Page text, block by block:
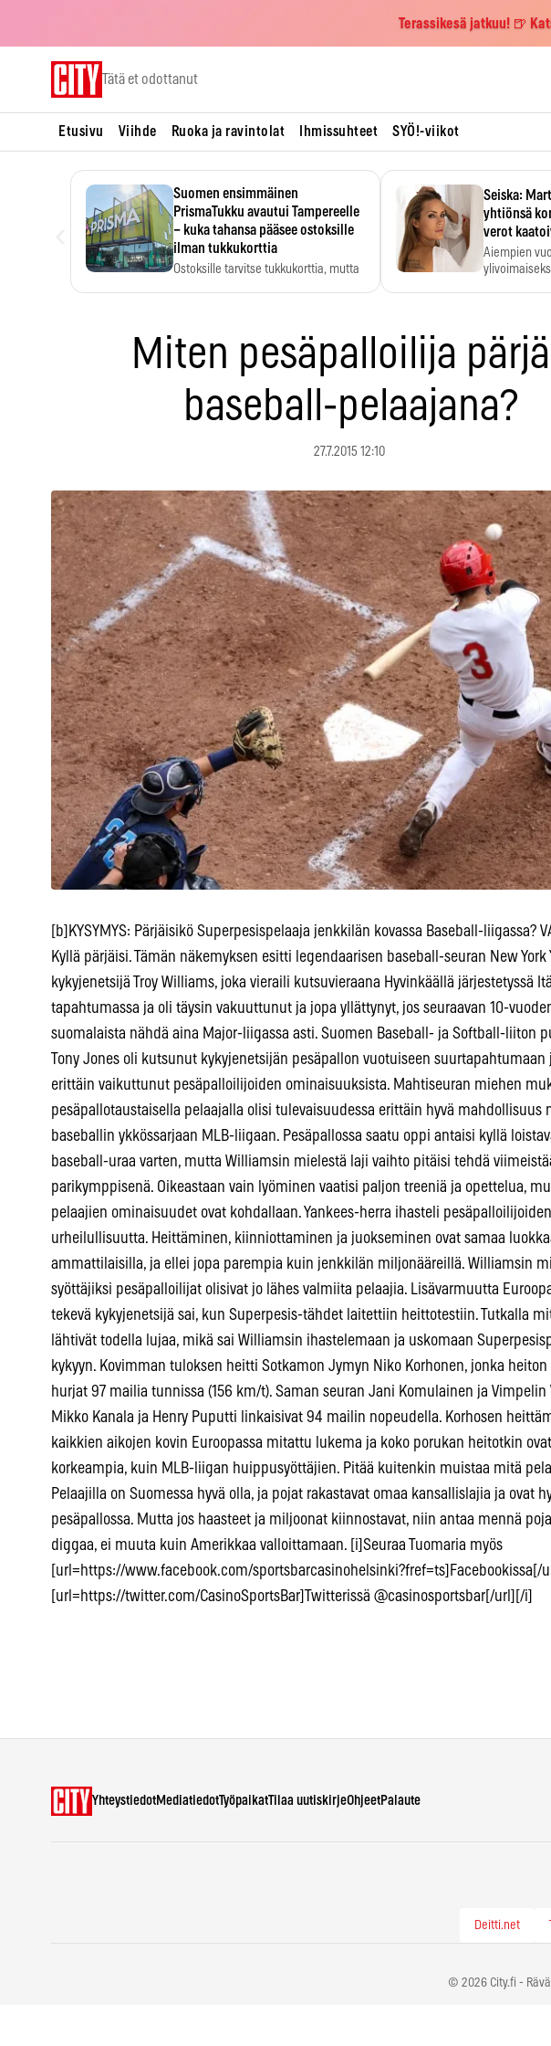
Terassikesä jatkuu! 🍺
Tätä et odottanut
Etusivu Viihde Ruoka ja ravintolat Ihmissuhteet SYÖ!-viikot
Suomen ensimmäinen
PrismaTukku avautui Tampereelle
– kuka tahansa pääsee ostoksille
ilman tukkukorttia
Ostoksille tarvitse tukkukorttia, mutta
Seiska:
yhtiönsä
verot
Aiempien
Miten pesäpalloilija
baseball-pelaajana?
27.7.2015 12:10
[b]KYSYMYS: Pärjäisikö Superpesispelaaja jenkkilän kovassa Baseball-liigassa?
Kyllä pärjäisi. Tämän näkemyksen esitti legendaarisen baseball-seuran New York
kykyjenetsijä Troy Williams, joka vieraili kutsuvieraana Hyvinkäällä järjestetyssä
tapahtumassa ja oli täysin vakuuttunut ja jopa yllättynyt, jos seuraavan 10-
suomalaista nähdä aina Major-liigassa asti. Suomen Baseball- ja Softball-liiton
Tony Jones oli kutsunut kykyjenetsijän pesäpallon vuotuiseen suurtapahtumaan
erittäin vaikuttunut pesäpalloilijoiden ominaisuuksista. Mahtiseuran miehen
pesäpallotaustaisella pelaajalla olisi tulevaisuudessa erittäin hyvä mahdollisuus
baseballin ykkössarjaan MLB-liigaan. Pesäpallossa saatu oppi antaisi kyllä
baseball-uraa varten, mutta Williamsin mielestä laji vaihto pitäisi tehdä
parikymppisenä. Oikeastaan vain lyöminen vaatisi paljon treeniä ja opettelua,
pelaajien ominaisuudet ovat kohdallaan. Yankees-herra ihasteli pesäpalloilijoiden
urheilullisuutta. Heittäminen, kiinniottaminen ja juokseminen ovat samaa
ammattilaisilla, ja ellei jopa parempia kuin jenkkilän miljonääreillä. Williamsin
syöttäjiksi pesäpalloilijat olisivat jo lähes valmiita pelaajia. Lisävarmuutta
tekevä kykyjenetsijä sai, kun Superpesis-tähdet laitettiin heittotestiin. Tutkalla
lähtivät todella lujaa, mikä sai Williamsin ihastelemaan ja uskomaan
kykyyn. Kovimman tuloksen heitti Sotkamon Jymyn Niko Korhonen, jonka
hurjat 97 mailia tunnissa (156 km/t). Saman seuran Jani Komulainen ja Vimpelin
Mikko Kanala ja Henry Puputti linkaisivat 94 mailin nopeudella. Korhosen
kaikkien aikojen kovin Euroopassa mitattu lukema ja koko porukan heitotkin
korkeampia, kuin MLB-liigan huippusyöttäjien. Pitää kuitenkin muistaa mitä
Pelaajilla on Suomessa hyvä olla, ja pojat rakastavat omaa kansallislajia ja ovat
pesäpallossa. Mutta jos haasteet ja miljoonat kiinnostavat, niin antaa mennä
diggaa, ei muuta kuin Amerikkaa valloittamaan. [i]Seuraa Tuomaria myös
[url=https://www.facebook.com/sportsbarcasinohelsinki?fref=ts]Facebookissa[/
[url=https://twitter.com/CasinoSportsBar]Twitterissä @casinosportsbar[/url][/i]
YhteystiedotMediatiedotTyöpaikatTilaa uutiskirjeOhjeetPalaute
Deitti.net
© 2026 City.fi -